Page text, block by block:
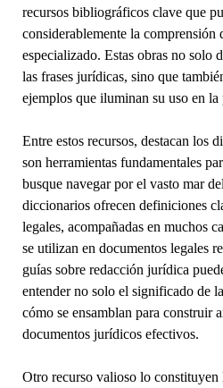
recursos bibliográficos clave que
considerablemente la comprensión
especializado. Estas obras no solo
las frases jurídicas, sino que
ejemplos que iluminan su uso en la
Entre estos recursos, destacan los
son herramientas fundamentales
busque navegar por el vasto mar
diccionarios ofrecen definiciones
legales, acompañadas en muchos
se utilizan en documentos legales
guías sobre redacción jurídica
entender no solo el significado de
cómo se ensamblan para construir
documentos jurídicos efectivos.
Otro recurso valioso lo constituyen